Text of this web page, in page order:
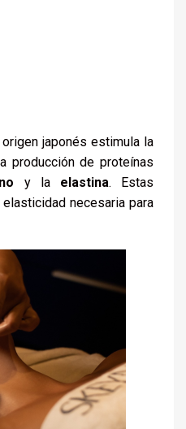
japonés estimula la
producción de proteínas
y la elastina. Estas
necesaria para